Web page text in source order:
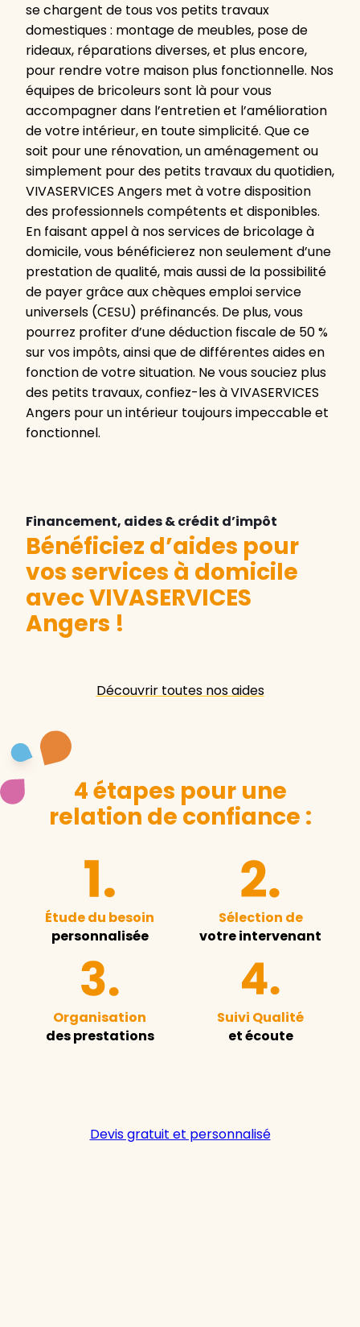
se chargent de tous vos petits travaux
domestiques : montage de meubles, pose de
rideaux, réparations diverses, et plus encore,
pour rendre votre maison plus fonctionnelle. Nos
équipes de bricoleurs sont là pour vous
accompagner dans l’entretien et l’amélioration
de votre intérieur, en toute simplicité. Que ce
soit pour une rénovation, un aménagement ou
simplement pour des petits travaux du quotidien,
VIVASERVICES Angers met à votre disposition
des professionnels compétents et disponibles.
En faisant appel à nos services de bricolage à
domicile, vous bénéficierez non seulement d’une
prestation de qualité, mais aussi de la possibilité
de payer grâce aux chèques emploi service
universels (CESU) préfinancés. De plus, vous
pourrez profiter d’une déduction fiscale de 50 %
sur vos impôts, ainsi que de différentes aides en
fonction de votre situation. Ne vous souciez plus
des petits travaux, confiez-les à VIVASERVICES
Angers pour un intérieur toujours impeccable et
fonctionnel.
Financement, aides & crédit d’impôt
Bénéficiez d’aides pour
vos services à domicile
avec VIVASERVICES
Angers !
Découvrir toutes nos aides
4 étapes pour une
relation de confiance :
Étude du besoin
personnalisée
Sélection de
votre intervenant
Organisation
des prestations
Suivi Qualité
et écoute
Devis gratuit et personnalisé